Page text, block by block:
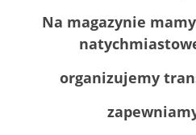
Na magazynie
organizujemy